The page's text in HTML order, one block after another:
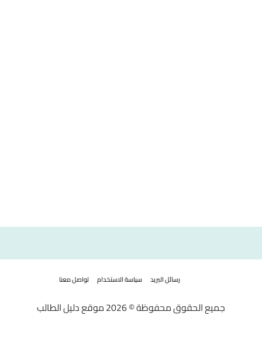
رسائل البريد سياسة الاستخدام تواصل معنا
جميع الحقوق محفوظة © 2026 موقع دليل الطالب